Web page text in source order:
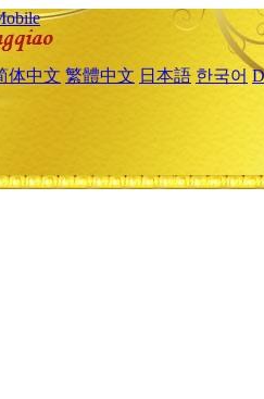
体中文 繁體中文 日本語 한국어